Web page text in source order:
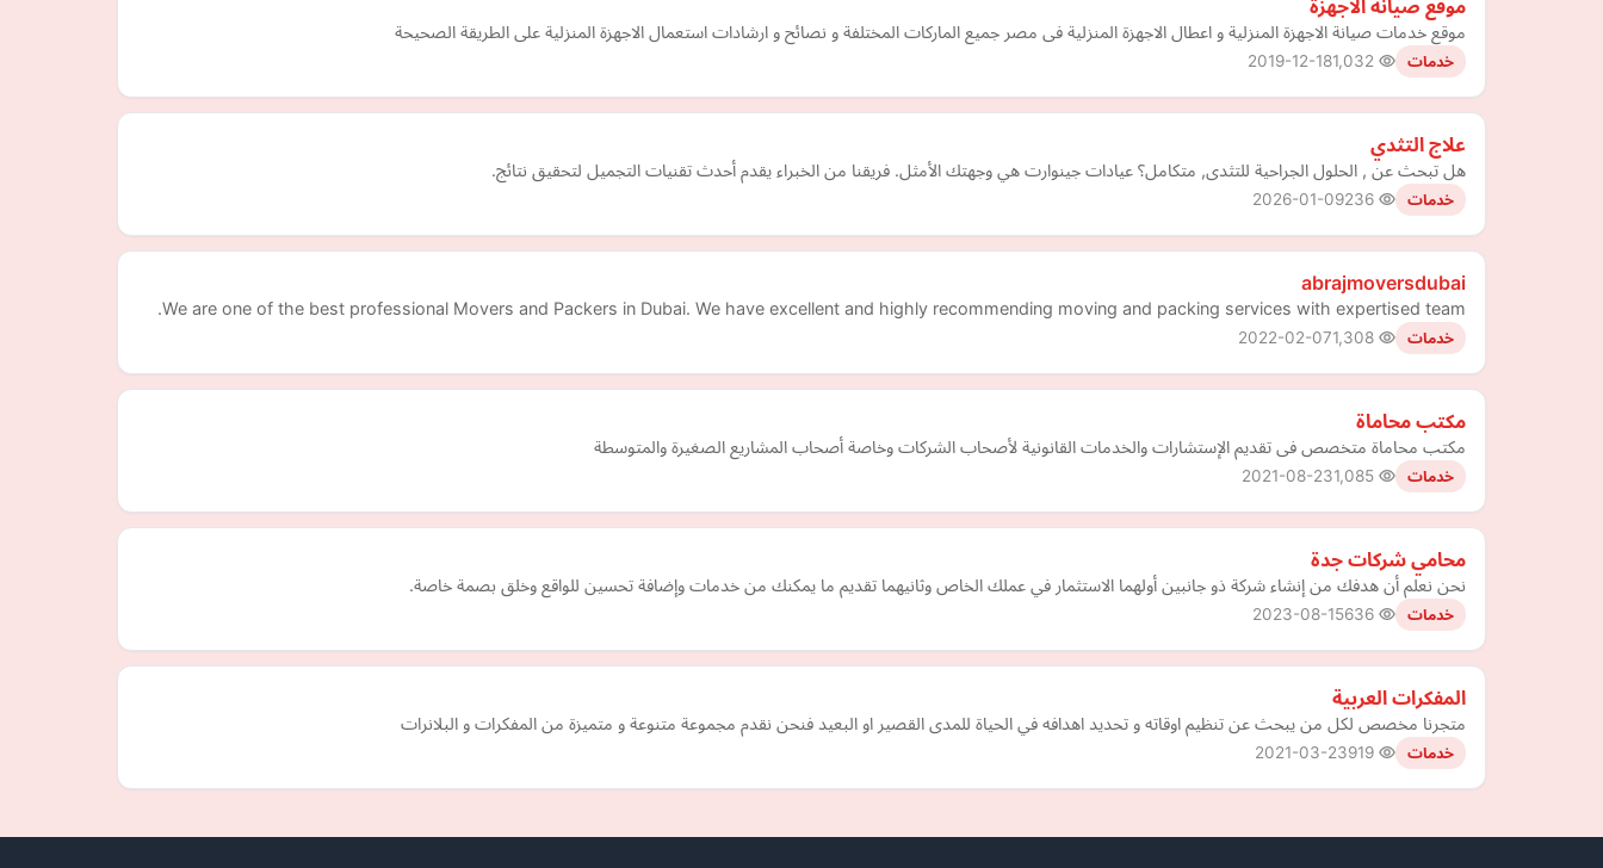
موقع صيانة الاجهزة
موقع خدمات صيانة الاجهزة المنزلية و اعطال الاجهزة المنزلية فى مصر جميع الماركات المختلفة و نصائح و ارشادات استعمال الاجهزة المنزلية على الطريقة الصحيحة
خدمات 2019-12-18
علاج التثدي
هل تبحث عن , الحلول الجراحية للتثدى, متكامل؟ عيادات جينوارت هي وجهتك الأمثل. فريقنا من الخبراء يقدم أحدث تقنيات التجميل لتحقيق نتائج.
خدمات 2026-01-09
abrajmoversdubai
We are one of the best professional Movers and Packers in Dubai. We have excellent and highly recommending moving and packing services with expertised team.
خدمات 2022-02-07
مكتب محاماة
مكتب محاماة متخصص فى تقديم الإستشارات والخدمات القانونية لأصحاب الشركات وخاصة أصحاب المشاريع الصغيرة والمتوسطة
خدمات 2021-08-23
محامي شركات جدة
نحن نعلم أن هدفك من إنشاء شركة ذو جانبين أولهما الاستثمار في عملك الخاص وثانيهما تقديم ما يمكنك من خدمات وإضافة تحسين للواقع وخلق بصمة خاصة.
خدمات 2023-08-15
المفكرات العربية
متجرنا مخصص لكل من يبحث عن تنظيم اوقاته و تحديد اهدافه في الحياة للمدى القصير او البعيد فنحن نقدم مجموعة متنوعة و متميزة من المفكرات و البلانرات
خدمات 2021-03-23